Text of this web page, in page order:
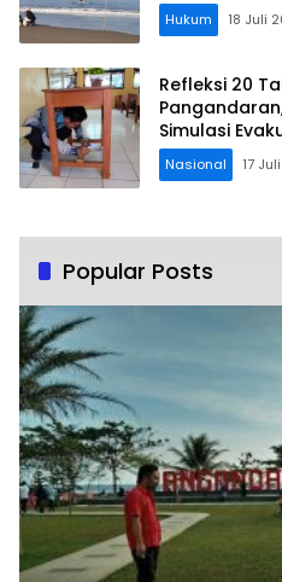
Hukum 18 Juli
Refleksi 20
Simulasi
Nasional 17
Popular Posts